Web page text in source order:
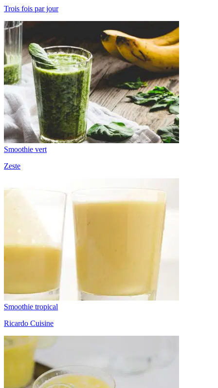
Trois fois par jour
Smoothie vert
Zeste
Smoothie tropical
Ricardo Cuisine